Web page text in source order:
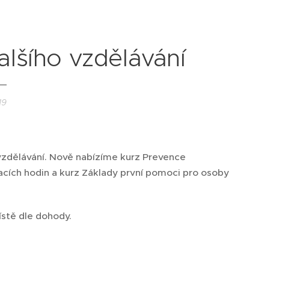
vzdělávání
Nově nabízíme kurz Prevence
hodin a kurz Základy první pomoci pro osoby
dle dohody.